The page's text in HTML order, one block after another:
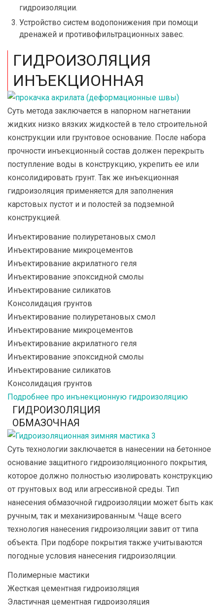
гидроизоляции.
Устройство систем водопонижения при помощи
дренажей и противофильтрационных завес.
ГИДРОИЗОЛЯЦИЯ
ИНЪЕКЦИОННАЯ
Суть метода заключается в напорном нагнетании
жидких низко вязких жидкостей в тело строительной
конструкции или грунтовое основание. После набора
прочности инъекционный состав должен перекрыть
поступление воды в конструкцию, укрепить ее или
консолидировать грунт. Так же инъекционная
гидроизоляция применяется для заполнения
карстовых пустот и и полостей за подземной
конструкцией.
Инъектирование полиуретановых смол
Инъектирование микроцементов
Инъектирование акрилатного геля
Инъектирование эпоксидной смолы
Инъектирование силикатов
Консолидация грунтов
Инъектирование полиуретановых смол
Инъектирование микроцементов
Инъектирование акрилатного геля
Инъектирование эпоксидной смолы
Инъектирование силикатов
Консолидация грунтов
Подробнее про инънекционную гидроизоляцию
ГИДРОИЗОЛЯЦИЯ
ОБМАЗОЧНАЯ
Суть технологии заключается в нанесении на бетонное
основание защитного гидроизоляционного покрытия,
которое должно полностью изолировать конструкцию
от грунтовых вод или агрессивной среды. Тип
нанесения обмазочной гидроизоляции может быть как
ручным, так и механизированным. Чаще всего
технология нанесения гидроизоляции завит от типа
объекта. При подборе покрытия также учитываются
погодные условия нанесения гидроизоляции.
Полимерные мастики
Жесткая цементная гидроизоляция
Эластичная цементная гидроизоляция